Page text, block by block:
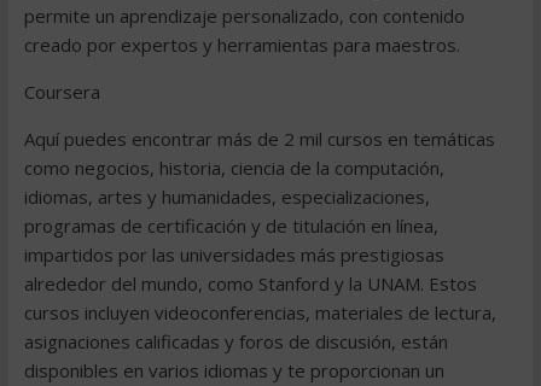
permite un aprendizaje personalizado, con contenido
creado por expertos y herramientas para maestros.
Coursera
Aquí puedes encontrar más de 2 mil cursos en temáticas
como negocios, historia, ciencia de la computación,
idiomas, artes y humanidades, especializaciones,
programas de certificación y de titulación en línea,
impartidos por las universidades más prestigiosas
alrededor del mundo, como Stanford y la UNAM. Estos
cursos incluyen videoconferencias, materiales de lectura,
asignaciones calificadas y foros de discusión, están
disponibles en varios idiomas y te proporcionan un